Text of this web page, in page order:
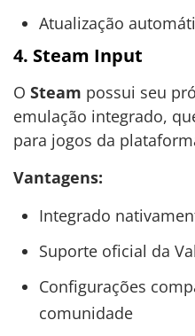
Atualização
4. Steam Input
O Steam possui seu
emulação integrado,
para jogos da
Vantagens:
Integrado
Suporte oficial da
Configurações
comunidade